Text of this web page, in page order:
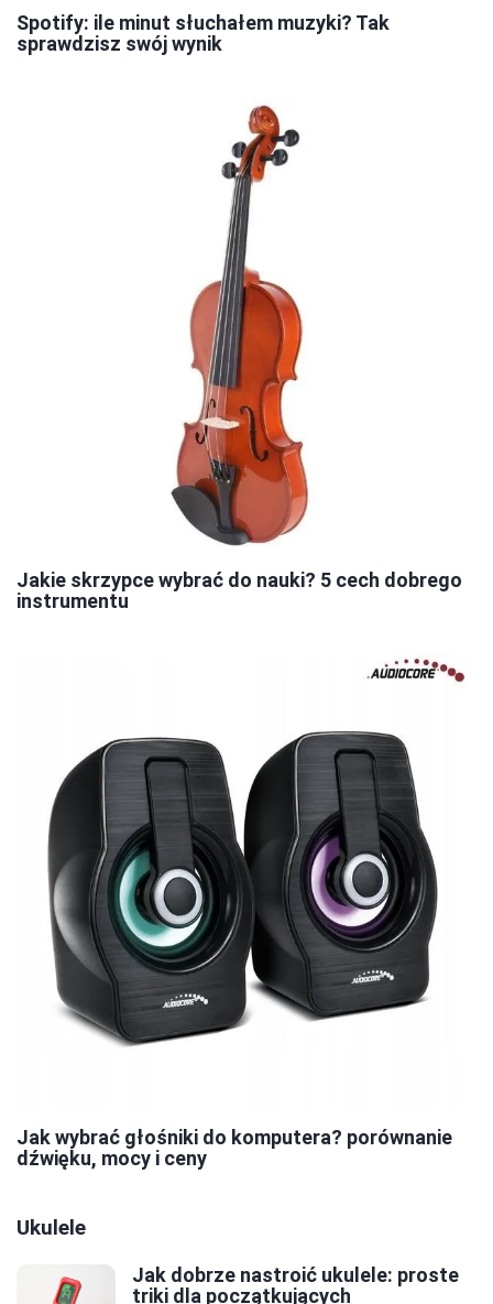
Spotify: ile minut słuchałem muzyki? Tak
sprawdzisz swój wynik
Jakie skrzypce wybrać do nauki? 5 cech dobrego
instrumentu
Jak wybrać głośniki do komputera? porównanie
dźwięku, mocy i ceny
Ukulele
Jak dobrze nastroić ukulele: proste
triki dla początkujących